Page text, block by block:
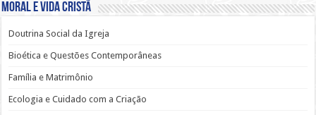
Moral e Vida Cristã
Doutrina Social da Igreja
Bioética e Questões Contemporâneas
Família e Matrimônio
Ecologia e Cuidado com a Criação